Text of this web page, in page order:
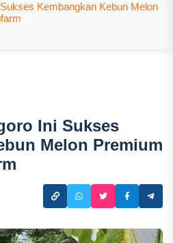
Kembangkan Kebun Melon
Ini Sukses
Melon Premium